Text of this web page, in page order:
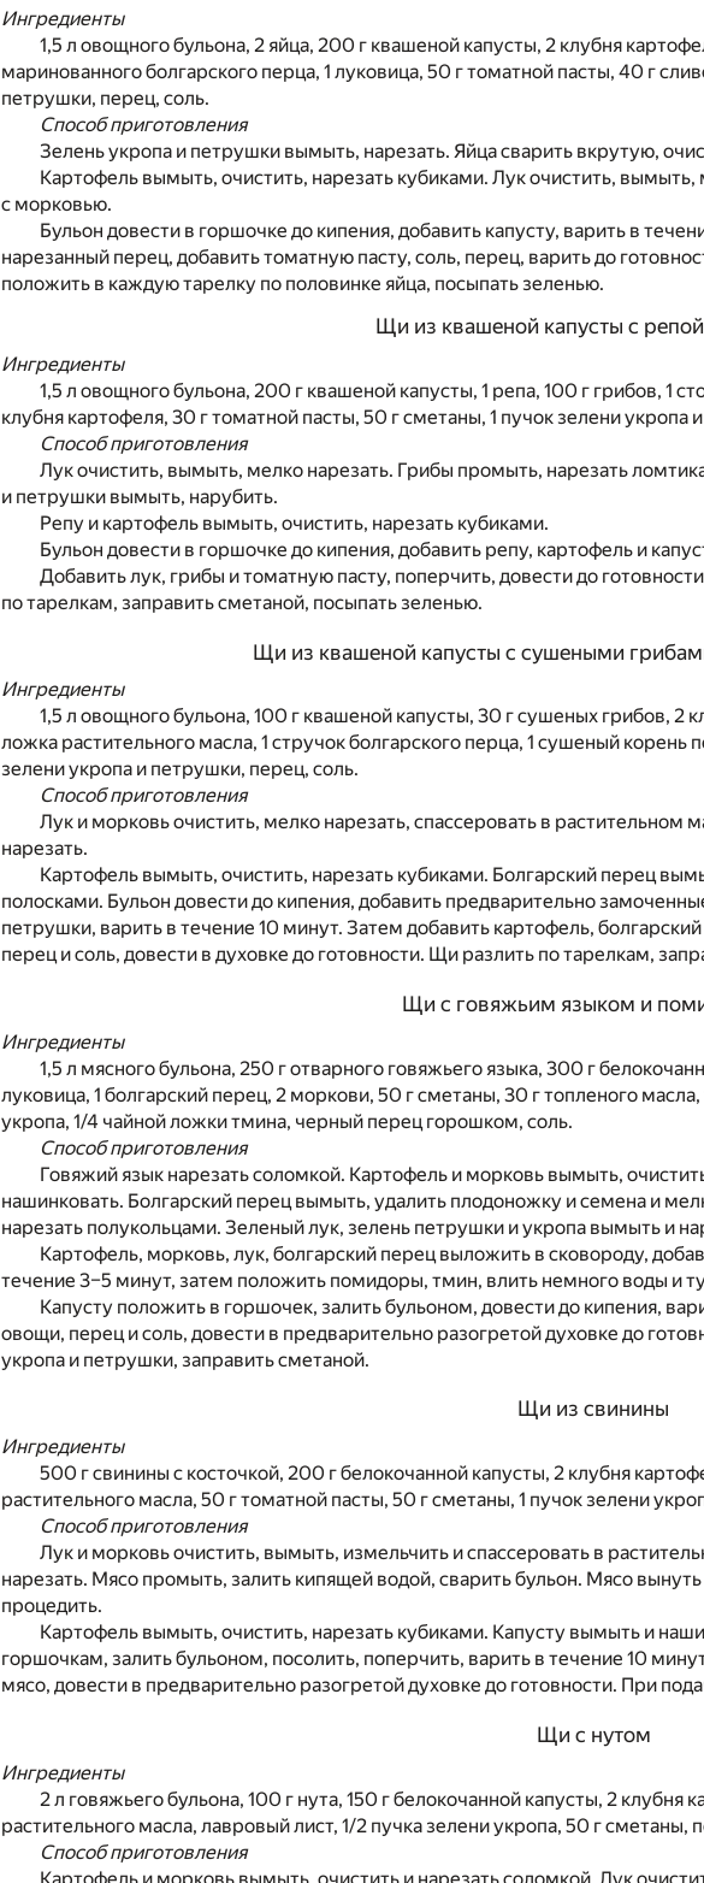
Ингредиенты
1,5 л овощного бульона, 2 яйца, 200 г квашеной капусты, 2 клубня
маринованного болгарского перца, 1 луковица, 50 г томатной пасты, 40 г
петрушки, перец, соль.
Способ приготовления
Зелень укропа и петрушки вымыть, нарезать. Яйца сварить вкрутую,
Картофель вымыть, очистить, нарезать кубиками. Лук очистить,
с морковью.
Бульон довести в горшочке до кипения, добавить капусту, варить в
нарезанный перец, добавить томатную пасту, соль, перец, варить до
положить в каждую тарелку по половинке яйца, посыпать зеленью.
Щи из квашеной капусты с
Ингредиенты
1,5 л овощного бульона, 200 г квашеной капусты, 1 репа, 100 г грибов, 1
клубня картофеля, 30 г томатной пасты, 50 г сметаны, 1 пучок зелени укропа
Способ приготовления
Лук очистить, вымыть, мелко нарезать. Грибы промыть, нарезать
и петрушки вымыть, нарубить.
Репу и картофель вымыть, очистить, нарезать кубиками.
Бульон довести в горшочке до кипения, добавить репу, картофель и
Добавить лук, грибы и томатную пасту, поперчить, довести до
по тарелкам, заправить сметаной, посыпать зеленью.
Щи из квашеной капусты с сушеными
Ингредиенты
1,5 л овощного бульона, 100 г квашеной капусты, 30 г сушеных грибов, 2
ложка растительного масла, 1 стручок болгарского перца, 1 сушеный
зелени укропа и петрушки, перец, соль.
Способ приготовления
Лук и морковь очистить, мелко нарезать, спассеровать в
нарезать.
Картофель вымыть, очистить, нарезать кубиками. Болгарский перец
полосками. Бульон довести до кипения, добавить предварительно
петрушки, варить в течение 10 минут. Затем добавить картофель,
перец и соль, довести в духовке до готовности. Щи разлить по тарелкам,
Щи с говяжьим языком и
Ингредиенты
1,5 л мясного бульона, 250 г отварного говяжьего языка, 300 г
луковица, 1 болгарский перец, 2 моркови, 50 г сметаны, 30 г топленого
укропа, 1/4 чайной ложки тмина, черный перец горошком, соль.
Способ приготовления
Говяжий язык нарезать соломкой. Картофель и морковь вымыть,
нашинковать. Болгарский перец вымыть, удалить плодоножку и семена и
нарезать полукольцами. Зеленый лук, зелень петрушки и укропа вымыть и
Картофель, морковь, лук, болгарский перец выложить в сковороду,
течение 3–5 минут, затем положить помидоры, тмин, влить немного воды и
Капусту положить в горшочек, залить бульоном, довести до кипения,
овощи, перец и соль, довести в предварительно разогретой духовке до
укропа и петрушки, заправить сметаной.
Щи из свинины
Ингредиенты
500 г свинины с косточкой, 200 г белокочанной капусты, 2 клубня
растительного масла, 50 г томатной пасты, 50 г сметаны, 1 пучок зелени
Способ приготовления
Лук и морковь очистить, вымыть, измельчить и спассеровать в
нарезать. Мясо промыть, залить кипящей водой, сварить бульон. Мясо вынуть
процедить.
Картофель вымыть, очистить, нарезать кубиками. Капусту вымыть и
горшочкам, залить бульоном, посолить, поперчить, варить в течение 10
мясо, довести в предварительно разогретой духовке до готовности. При
Щи с нутом
Ингредиенты
2 л говяжьего бульона, 100 г нута, 150 г белокочанной капусты, 2
растительного масла, лавровый лист, 1/2 пучка зелени укропа, 50 г сметаны,
Способ приготовления
Картофель и морковь вымыть, очистить и нарезать соломкой. Лук